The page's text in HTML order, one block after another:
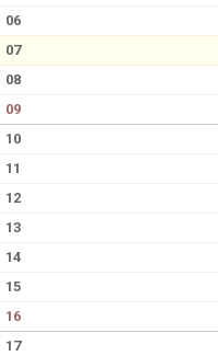
06
07
08
09
10
11
12
13
14
15
16
17